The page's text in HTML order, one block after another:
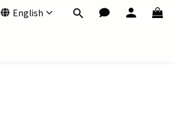
English